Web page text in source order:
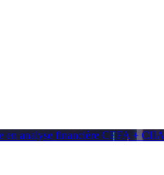
en analyse financière CEFA + CIIA